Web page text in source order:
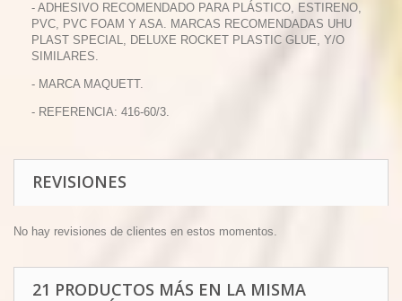
- ADHESIVO RECOMENDADO PARA PLÁSTICO, ESTIRENO,
PVC, PVC FOAM Y ASA. MARCAS RECOMENDADAS UHU
PLAST SPECIAL, DELUXE ROCKET PLASTIC GLUE, Y/O
SIMILARES.
- MARCA MAQUETT.
- REFERENCIA: 416-60/3.
REVISIONES
No hay revisiones de clientes en estos momentos.
21 PRODUCTOS MÁS EN LA MISMA